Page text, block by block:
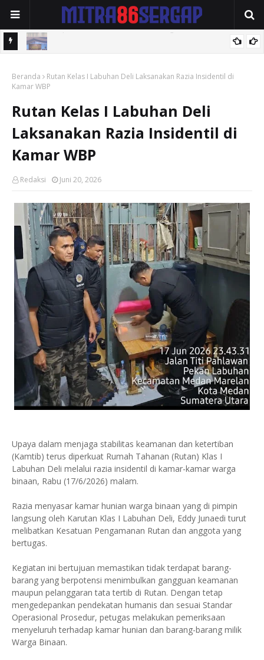
Kapolda Sulsel Buka Giat Training of Trainer "Paham Ai"
Indonesia
Beranda
Rutan Kelas I Labuhan Deli Laksanakan Razia Insidentil di
Kamar WBP
Rutan Kelas I Labuhan Deli
Laksanakan Razia Insidentil di
Kamar WBP
Redaksi Juni 20, 2026
Upaya dalam menjaga stabilitas keamanan dan ketertiban
(Kamtib) terus diperkuat Rumah Tahanan (Rutan) Klas I
Labuhan Deli melalui razia insidentil di kamar-kamar warga
binaan, Rabu (17/6/2026) malam.
Razia menyasar kamar hunian warga binaan yang di pimpin
langsung oleh Karutan Klas I Labuhan Deli, Eddy Junaedi turut
melibatkan Kesatuan Pengamanan Rutan dan anggota yang
bertugas.
Kegiatan ini bertujuan memastikan tidak terdapat barang-
barang yang berpotensi menimbulkan gangguan keamanan
maupun pelanggaran tata tertib di Rutan. Dengan tetap
mengedepankan pendekatan humanis dan sesuai Standar
Operasional Prosedur, petugas melakukan pemeriksaan
menyeluruh terhadap kamar hunian dan barang-barang milik
Warga Binaan.